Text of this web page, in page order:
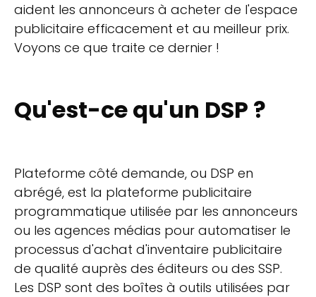
aident les annonceurs à acheter de l'espace
publicitaire efficacement et au meilleur prix.
Voyons ce que traite ce dernier !
Qu'est-ce qu'un DSP ?
Plateforme côté demande, ou DSP en
abrégé, est la plateforme publicitaire
programmatique utilisée par les annonceurs
ou les agences médias pour automatiser le
processus d'achat d'inventaire publicitaire
de qualité auprès des éditeurs ou des SSP.
Les DSP sont des boîtes à outils utilisées par